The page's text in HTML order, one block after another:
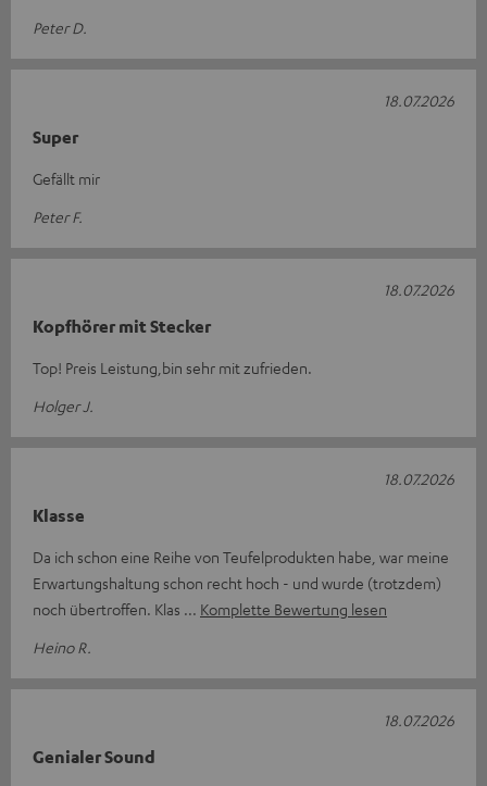
Peter D.
Super
Gefällt mir
Peter F.
18.07.2026
Kopfhörer mit Stecker
Top! Preis Leistung,bin sehr mit zufrieden.
Holger J.
18.07.2026
Klasse
Da ich schon eine Reihe von Teufelprodukten habe, war meine
Erwartungshaltung schon recht hoch - und wurde (trotzdem)
noch übertroffen. Klas
Komplette Bewertung lesen
Heino R.
18.07.2026
Genialer Sound
18.07.2026